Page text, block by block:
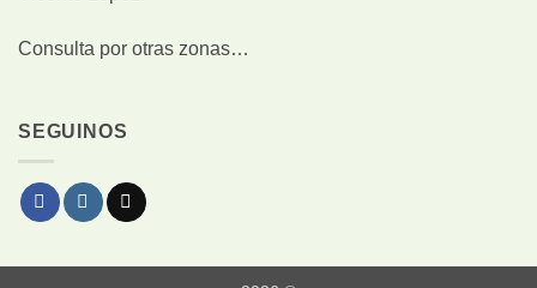
Consulta por otras zonas…
SEGUINOS